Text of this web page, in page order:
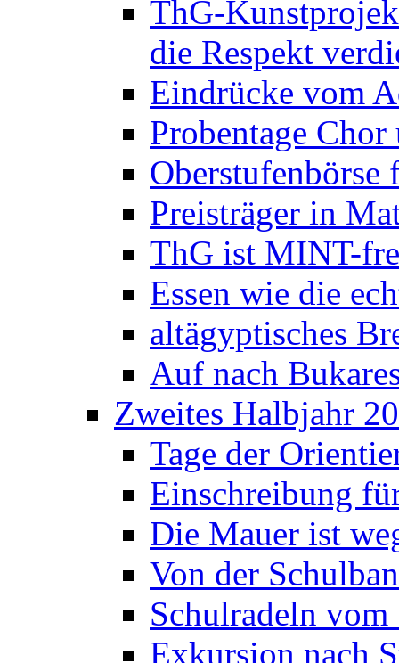
ThG-
die Respekt
Eindrücke vom
Probentage
Preisträger in
ThG ist MINT-
Essen wie die
altägyptisches
Auf nach
Zweites Halbjahr
Tage der
Einschreibung
Die Mauer ist
Von der
Schulradeln
Exkursion nach